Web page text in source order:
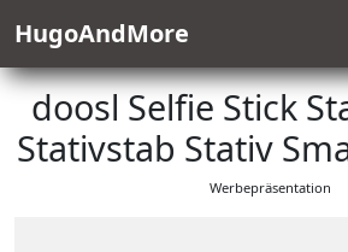
HugoAndMore
doosl Selfie Stick
Stativstab Stativ
Werbepräsentation